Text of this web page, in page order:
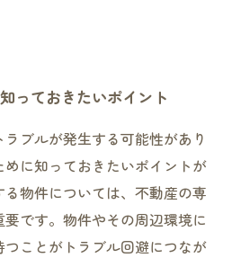
っておきたいポイント
ブルが発生する可能性があり
に知っておきたいポイントが
物件については、不動産の専
です。物件やその周辺環境に
ことがトラブル回避につなが